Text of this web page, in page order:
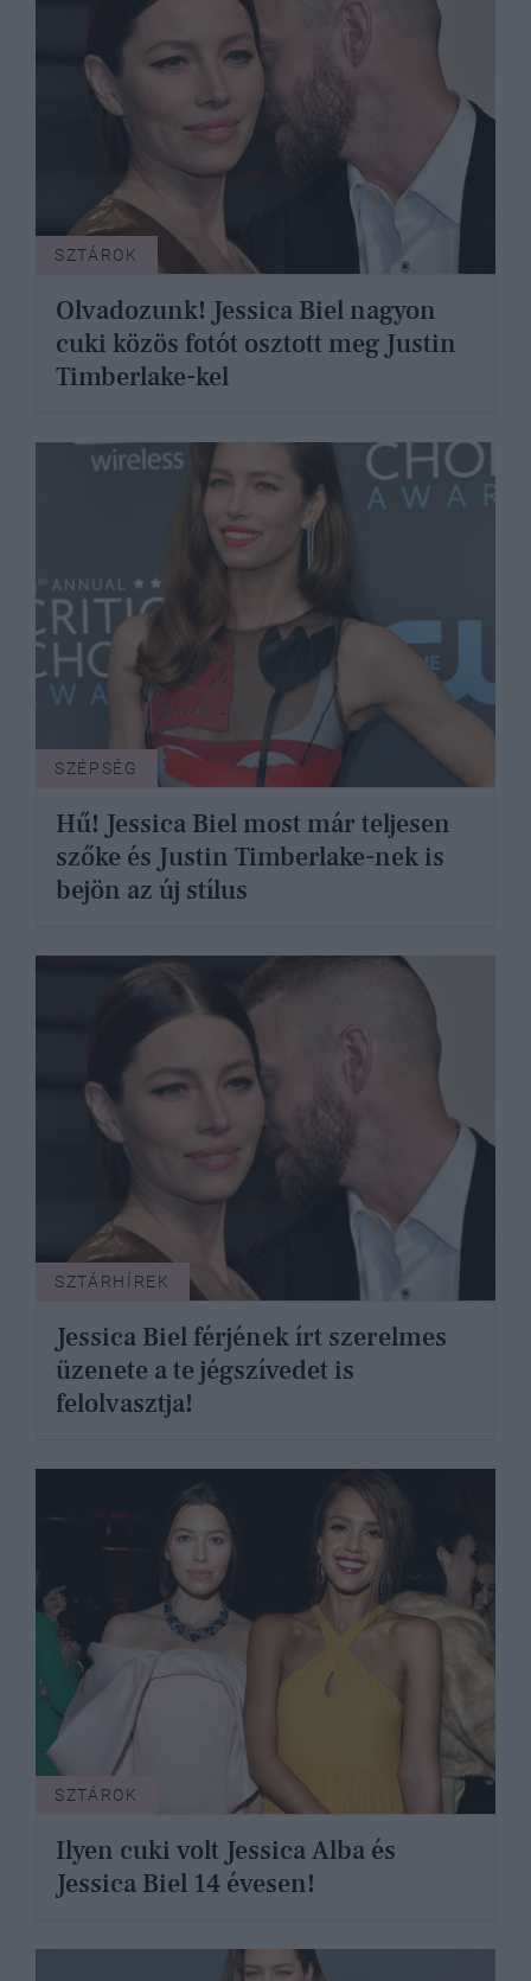
SZTÁROK
Olvadozunk! Jessica Biel nagyon
cuki közös fotót osztott meg Justin
Timberlake-kel
SZÉPSÉG
Hű! Jessica Biel most már teljesen
szőke és Justin Timberlake-nek is
bejön az új stílus
SZTÁRHÍREK
Jessica Biel férjének írt szerelmes
üzenete a te jégszívedet is
felolvasztja!
SZTÁROK
Ilyen cuki volt Jessica Alba és
Jessica Biel 14 évesen!